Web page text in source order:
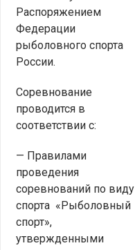
Распоряжением
Федерации
рыболовного спорта
России.
Соревнование
проводится в
соответствии с:
— Правилами
проведения
соревнований по виду
спорта «Рыболовный
спорт»,
утвержденными